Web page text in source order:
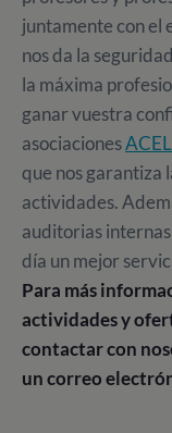
juntamente con el
nos da la
la máxima
ganar vuestra
asociaciones
que nos garantiza
actividades.
auditorias
día un mejor
Para más
actividades y
contactar con
un correo